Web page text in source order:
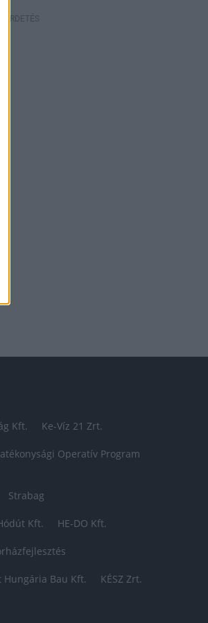
HIRDETÉS
Kft. Ke-Víz 21 Zrt.
Operatív Program
Strabag
Kft. HE-DO Kft.
Hungária Bau Kft. KÉSZ Zrt.